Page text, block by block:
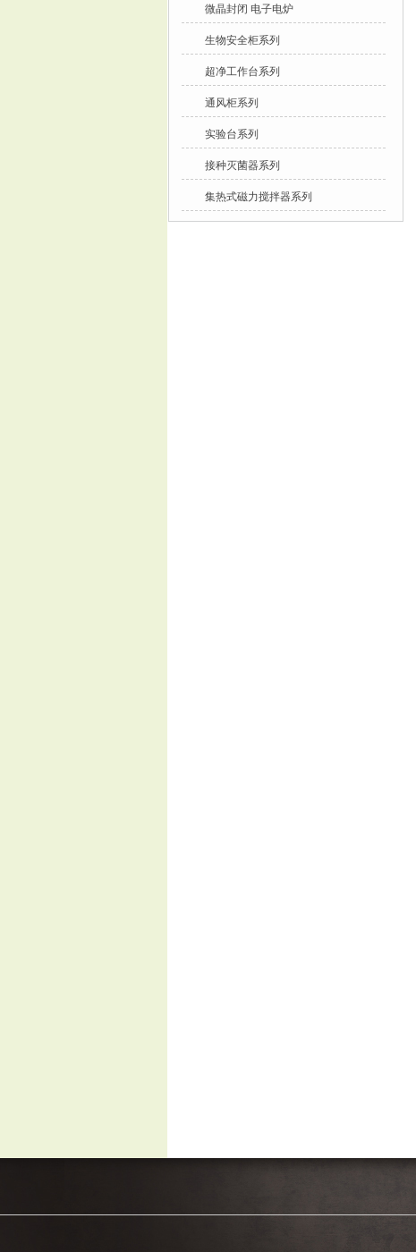
微晶封闭 电子电炉
生物安全柜系列
超净工作台系列
通风柜系列
实验台系列
接种灭菌器系列
集热式磁力搅拌器系列